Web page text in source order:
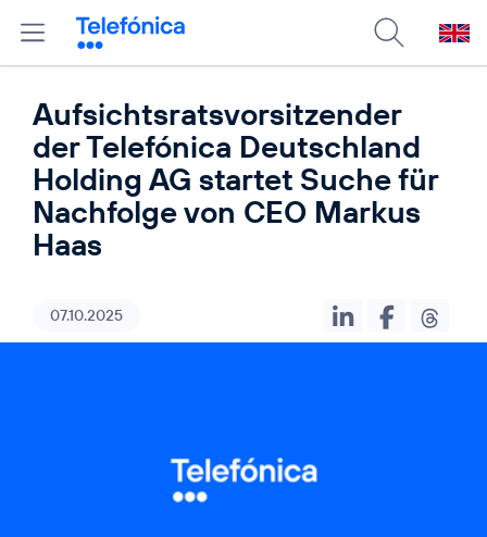
Aufsichtsratsvorsitzender
der Telefónica Deutschland
Holding AG startet Suche für
Nachfolge von CEO Markus
Haas
07.10.2025